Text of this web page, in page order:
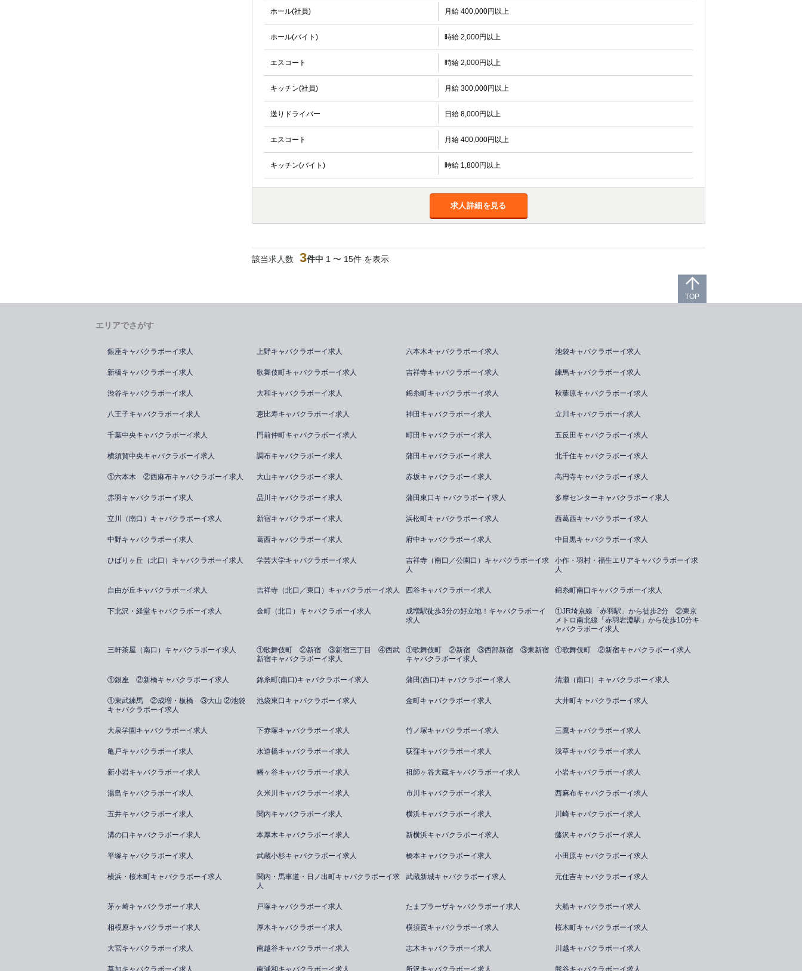
ホール(社員) 月給 400,000円以上
ホール(バイト) 時給 2,000円以上
エスコート 時給 2,000円以上
キッチン(社員) 月給 300,000円以上
送りドライバー 日給 8,000円以上
エスコート 月給 400,000円以上
キッチン(バイト) 時給 1,800円以上
求人詳細を見る
該当求人数 3件中 1 〜 15件 を表示
エリアでさがす
銀座キャバクラボーイ求人 上野キャバクラボーイ求人 六本木キャバクラボーイ求人 池袋キャバクラボーイ求人
新橋キャバクラボーイ求人 歌舞伎町キャバクラボーイ求人 吉祥寺キャバクラボーイ求人 練馬キャバクラボーイ求人
渋谷キャバクラボーイ求人 大和キャバクラボーイ求人 錦糸町キャバクラボーイ求人 秋葉原キャバクラボーイ求人
八王子キャバクラボーイ求人 恵比寿キャバクラボーイ求人 神田キャバクラボーイ求人 立川キャバクラボーイ求人
千葉中央キャバクラボーイ求人 門前仲町キャバクラボーイ求人 町田キャバクラボーイ求人 五反田キャバクラボーイ求人
横須賀中央キャバクラボーイ求人 調布キャバクラボーイ求人 蒲田キャバクラボーイ求人 北千住キャバクラボーイ求人
①六本木 ②西麻布キャバクラボーイ求人 大山キャバクラボーイ求人 赤坂キャバクラボーイ求人 高円寺キャバクラボーイ求人
赤羽キャバクラボーイ求人 品川キャバクラボーイ求人 蒲田東口キャバクラボーイ求人 多摩センターキャバクラボーイ求人
立川（南口）キャバクラボーイ求人 新宿キャバクラボーイ求人 浜松町キャバクラボーイ求人 西葛西キャバクラボーイ求人
中野キャバクラボーイ求人 葛西キャバクラボーイ求人 府中キャバクラボーイ求人 中目黒キャバクラボーイ求人
ひばりヶ丘（北口）キャバクラボーイ求人 学芸大学キャバクラボーイ求人
吉祥寺（南口／公園口）キャバクラボーイ求
人
小作・羽村・福生エリアキャバクラボーイ求
人
自由が丘キャバクラボーイ求人 吉祥寺（北口／東口）キャバクラボーイ求人 四谷キャバクラボーイ求人 錦糸町南口キャバクラボーイ求人
下北沢・経堂キャバクラボーイ求人 金町（北口）キャバクラボーイ求人
成増駅徒歩3分の好立地！キャバクラボーイ
求人
①JR埼京線「赤羽駅」から徒歩2分 ②東京
メトロ南北線「赤羽岩淵駅」から徒歩10分キ
ャバクラボーイ求人
三軒茶屋（南口）キャバクラボーイ求人
①歌舞伎町 ②新宿 ③新宿三丁目 ④西武
新宿キャバクラボーイ求人
①歌舞伎町 ②新宿 ③西部新宿 ③東新宿
キャバクラボーイ求人
①歌舞伎町 ②新宿キャバクラボーイ求人
①銀座 ②新橋キャバクラボーイ求人 錦糸町(南口)キャバクラボーイ求人 蒲田(西口)キャバクラボーイ求人 清瀬（南口）キャバクラボーイ求人
①東武練馬 ②成増・板橋 ③大山 ②池袋
キャバクラボーイ求人
池袋東口キャバクラボーイ求人 金町キャバクラボーイ求人 大井町キャバクラボーイ求人
大泉学園キャバクラボーイ求人 下赤塚キャバクラボーイ求人 竹ノ塚キャバクラボーイ求人 三鷹キャバクラボーイ求人
亀戸キャバクラボーイ求人 水道橋キャバクラボーイ求人 荻窪キャバクラボーイ求人 浅草キャバクラボーイ求人
新小岩キャバクラボーイ求人 幡ヶ谷キャバクラボーイ求人 祖師ヶ谷大蔵キャバクラボーイ求人 小岩キャバクラボーイ求人
湯島キャバクラボーイ求人 久米川キャバクラボーイ求人 市川キャバクラボーイ求人 西麻布キャバクラボーイ求人
五井キャバクラボーイ求人 関内キャバクラボーイ求人 横浜キャバクラボーイ求人 川崎キャバクラボーイ求人
溝の口キャバクラボーイ求人 本厚木キャバクラボーイ求人 新横浜キャバクラボーイ求人 藤沢キャバクラボーイ求人
平塚キャバクラボーイ求人 武蔵小杉キャバクラボーイ求人 橋本キャバクラボーイ求人 小田原キャバクラボーイ求人
横浜・桜木町キャバクラボーイ求人
関内・馬車道・日ノ出町キャバクラボーイ求
人
武蔵新城キャバクラボーイ求人 元住吉キャバクラボーイ求人
茅ヶ崎キャバクラボーイ求人 戸塚キャバクラボーイ求人 たまプラーザキャバクラボーイ求人 大船キャバクラボーイ求人
相模原キャバクラボーイ求人 厚木キャバクラボーイ求人 横須賀キャバクラボーイ求人 桜木町キャバクラボーイ求人
大宮キャバクラボーイ求人 南越谷キャバクラボーイ求人 志木キャバクラボーイ求人 川越キャバクラボーイ求人
草加キャバクラボーイ求人 南浦和キャバクラボーイ求人 所沢キャバクラボーイ求人 熊谷キャバクラボーイ求人
TOP